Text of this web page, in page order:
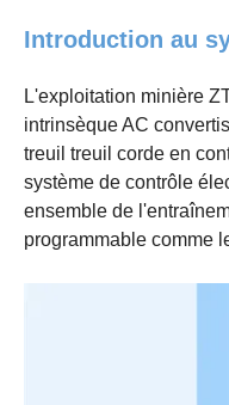
Introduction au
L'exploitation minière
intrinsèque AC
treuil treuil corde en
système de contrôle
ensemble de
programmable comme